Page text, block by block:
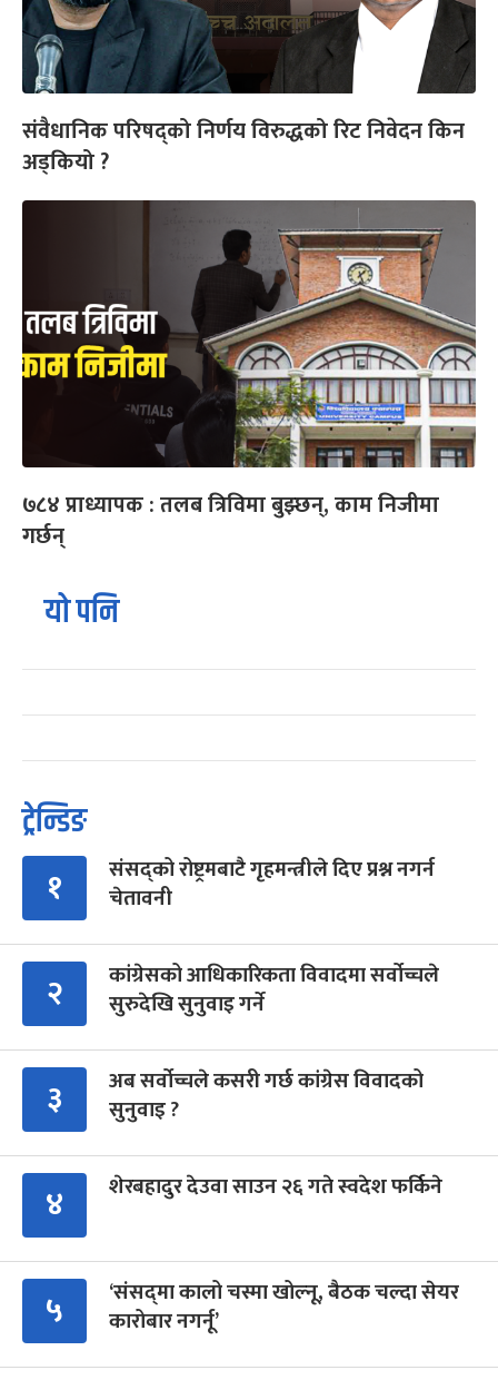
संवैधानिक परिषद्को निर्णय विरुद्धको रिट निवेदन किन
अड्कियो ?
७८४ प्राध्यापक : तलब त्रिविमा बुझ्छन्, काम निजीमा
गर्छन्
यो पनि
ट्रेन्डिङ
१
संसद्को रोष्ट्रमबाटै गृहमन्त्रीले दिए प्रश्न नगर्न
चेतावनी
२
कांग्रेसको आधिकारिकता विवादमा सर्वोच्चले
सुरुदेखि सुनुवाइ गर्ने
३
अब सर्वोच्चले कसरी गर्छ कांग्रेस विवादको
सुनुवाइ ?
४ शेरबहादुर देउवा साउन २६ गते स्वदेश फर्किने
५
‘संसद्‍मा कालो चस्मा खोल्नू, बैठक चल्दा सेयर
कारोबार नगर्नू’